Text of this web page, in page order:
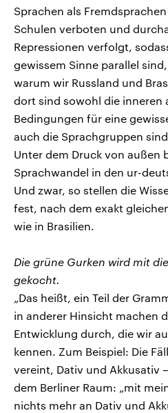
Sprachen als
Schulen verboten und
Repressionen verfolgt,
gewissem Sinne parallel
warum wir Russland und
dort sind sowohl die inneren
Bedingungen für eine
auch die Sprachgruppen
Unter dem Druck von außen
Sprachwandel in den ur-
Und zwar, so stellen die
fest, nach dem exakt
wie in Brasilien.
Die grüne Gurken wird mit
gekocht.
„Das heißt, ein Teil der
in anderer Hinsicht machen
Entwicklung durch, die wir
kennen. Zum Beispiel: Die
vereint, Dativ und Akkusativ
dem Berliner Raum: „mit
nichts mehr an Dativ und